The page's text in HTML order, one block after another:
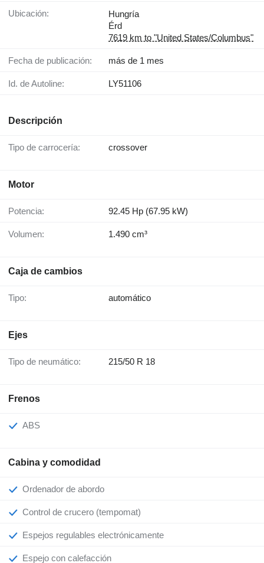
Ubicación:
Hungría
Érd
7619 km to "United States/Columbus"
Fecha de publicación: más de 1 mes
Id. de Autoline: LY51106
Descripción
Tipo de carrocería: crossover
Motor
Potencia: 92.45 Hp (67.95 kW)
Volumen: 1.490 cm³
Caja de cambios
Tipo: automático
Ejes
Tipo de neumático: 215/50 R 18
Frenos
ABS
Cabina y comodidad
Ordenador de abordo
Control de crucero (tempomat)
Espejos regulables electrónicamente
Espejo con calefacción